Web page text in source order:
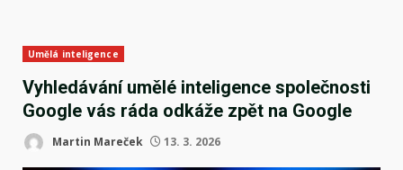
Umělá inteligence
Vyhledávání umělé inteligence společnosti
Google vás ráda odkáže zpět na Google
Martin Mareček 13. 3. 2026